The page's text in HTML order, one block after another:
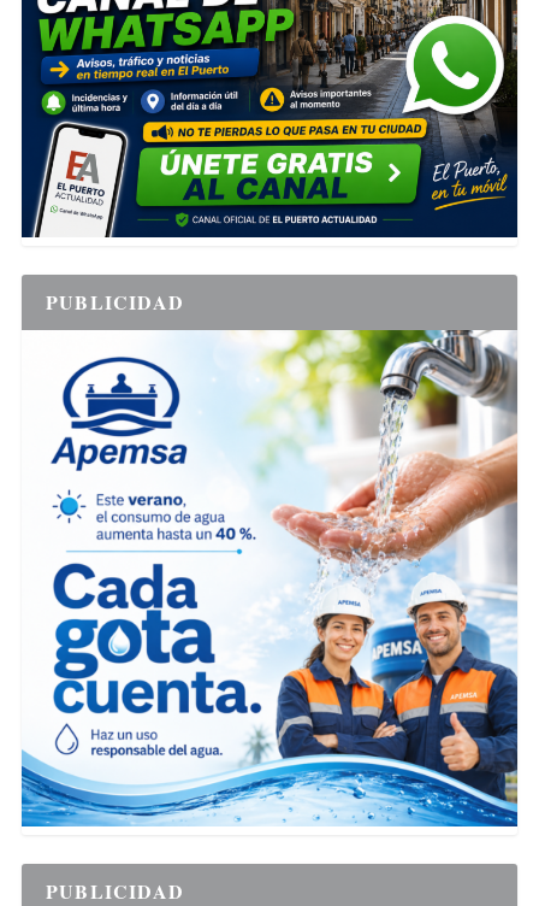
PUBLICIDAD
PUBLICIDAD